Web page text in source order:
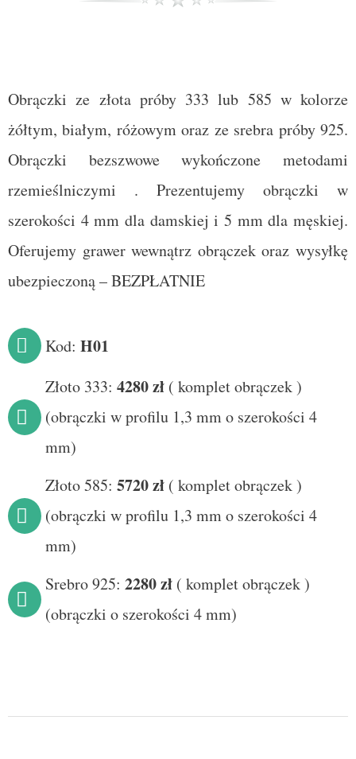
Obrączki ze złota próby 333 lub 585 w kolorze
żółtym, białym, różowym oraz ze srebra próby 925.
Obrączki bezszwowe wykończone metodami
rzemieślniczymi . Prezentujemy obrączki w
szerokości 4 mm dla damskiej i 5 mm dla męskiej.
Oferujemy grawer wewnątrz obrączek oraz wysyłkę
ubezpieczoną – BEZPŁATNIE
Kod: H01
Złoto 333: 4280 zł ( komplet obrączek)
(obrączki w profilu 1,3 mm o szerokości 4
mm)
Złoto 585: 5720 zł ( komplet obrączek)
(obrączki w profilu 1,3 mm o szerokości 4
mm)
Srebro 925: 2280zł ( komplet obrączek)
(obrączki o szerokości 4 mm)